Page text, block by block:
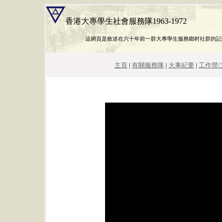
香港大專學生社會服務隊1963-1972
這網頁是敘述在六十年前一群大專學生服務鄉村社群的
主頁 | 有關服務隊 | 大事紀要 | 工作營/